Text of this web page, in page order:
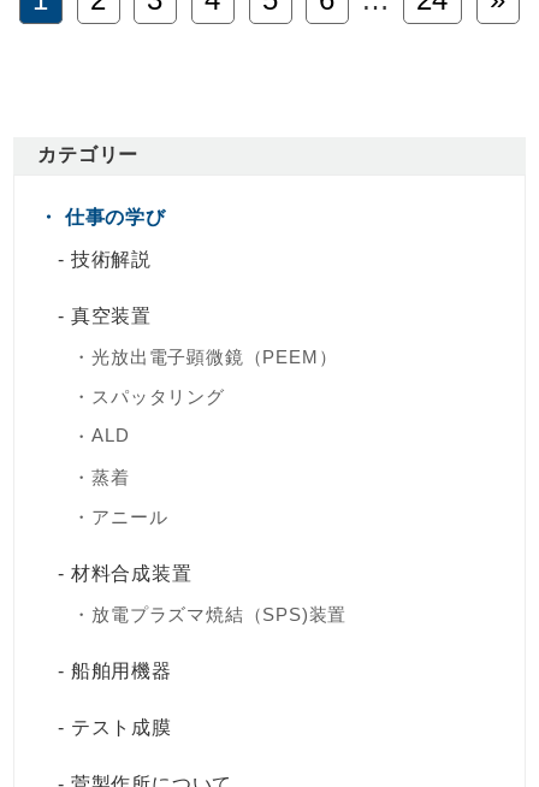
カテゴリー
仕事の学び
技術解説
真空装置
光放出電子顕微鏡（PEEM）
スパッタリング
ALD
蒸着
アニール
材料合成装置
放電プラズマ焼結（SPS)装置
船舶用機器
テスト成膜